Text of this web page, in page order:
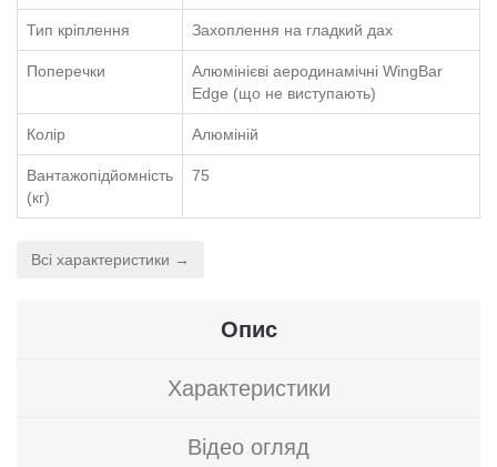
Тип кріплення Захоплення на гладкий дах
Поперечки
Алюмінієві аеродинамічні WingBar
Edge (що не виступають)
Колір Алюміній
Вантажопідйомність
(кг)
75
Всі характеристики →
Опис
Характеристики
Відео огляд